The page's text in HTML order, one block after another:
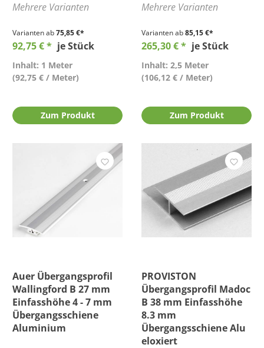
Mehrere Varianten
Varianten ab75,85 €*
92,75 € * je Stück
Inhalt: 1 Meter
(92,75 € / Meter)
Zum Produkt
Mehrere Varianten
Varianten ab85,15 €*
265,30 € * je Stück
Inhalt: 2,5 Meter
(106,12 € / Meter)
Zum Produkt
Auer Übergangsprofil
Wallingford B 27 mm
Einfasshöhe 4 - 7 mm
Übergangsschiene
Aluminium
PROVISTON
Übergangsprofil Madoc
B 38 mm Einfasshöhe
8.3 mm
Übergangsschiene Alu
eloxiert